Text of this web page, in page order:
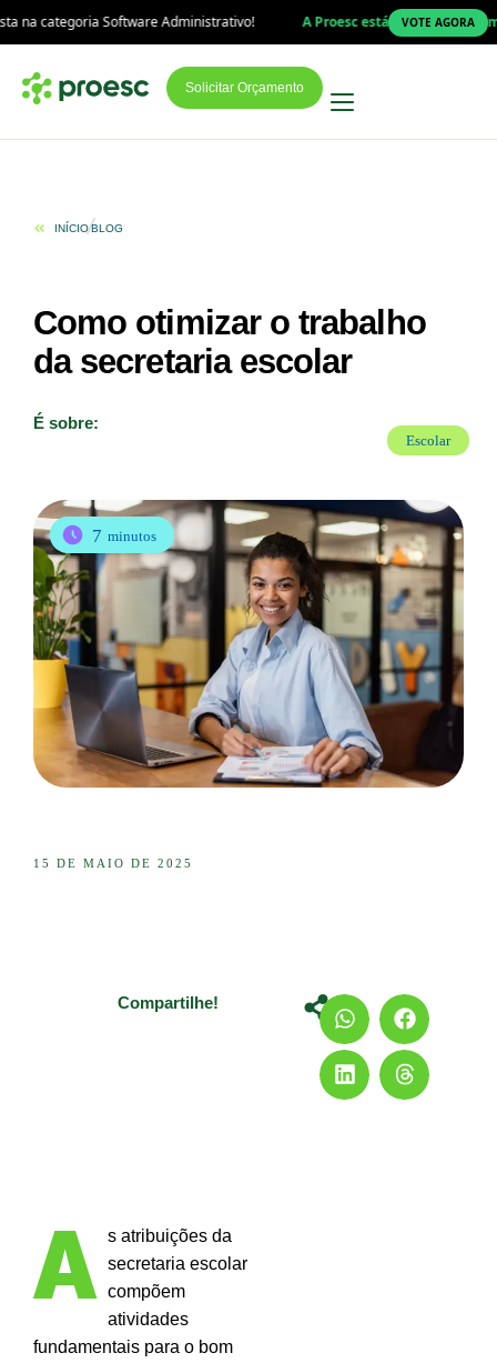
Administrativo! A Proesc está na final do Prêmio TopVOTE AGORA
Solicitar Orçamento
INÍCIOBLOG
Como otimizar o trabalho
da secretaria escolar
É sobre:
Escolar
7 minutos
15 DE MAIO DE 2025
Compartilhe!
A s atribuições da
secretaria escolar
compõem
atividades
fundamentais para o bom